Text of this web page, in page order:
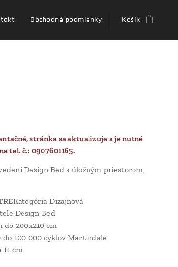
Obchodné podmienky Košík
stránka sa aktualizuje a je nutné
tel. č.: 0907601165.
Design Bed s úložným priestorom,
Kategória Dizajnová
Design Bed
do 200x210 cm
100 000 cyklov Martindale
11 cm